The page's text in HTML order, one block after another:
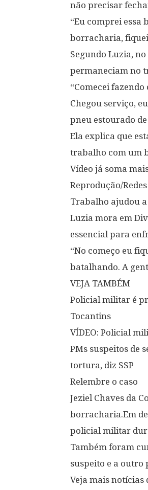
não precisar
“Eu comprei essa
borracharia,
Segundo Luzia,
permaneciam no
“Comecei
Chegou serviço,
pneu estourado
Ela explica que
trabalho com um
Vídeo já soma
Reprodução/
Trabalho ajudou
Luzia mora em
essencial para
“No começo eu
batalhando. A
VEJA TAMBÉM
Policial militar é
Tocantins
VÍDEO: Policial
PMs suspeitos de
tortura, diz SSP
Relembre o caso
Jeziel Chaves da
borracharia.Em
policial militar
Também foram
suspeito e a
Veja mais notícias